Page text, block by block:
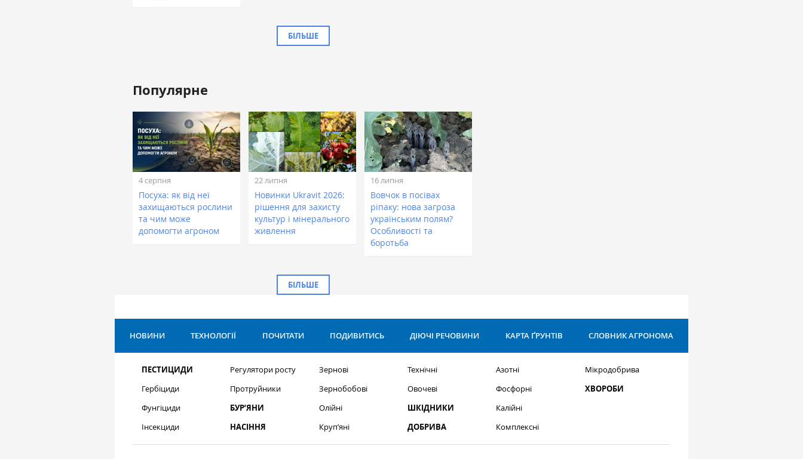
БІЛЬШЕ
Популярне
4 серпня
Посуха: як від неї
захищаються рослини
та чим може
допомогти агроном
22 липня
Новинки Ukravit 2026:
рішення для захисту
культур і мінерального
живлення
16 липня
Вовчок в посівах
ріпаку: нова загроза
українським полям?
Особливості та
боротьба
БІЛЬШЕ
НОВИНИ ТЕХНОЛОГІЇ ПОЧИТАТИ ПОДИВИТИСЬ ДІЮЧІ РЕЧОВИНИ КАРТА ҐРУНТІВ СЛОВНИК АГРОНОМА
ПЕСТИЦИДИ
Гербіциди
Фунгіциди
Інсекциди
Регулятори росту
Протруйники
БУР’ЯНИ
НАСІННЯ
Зернові
Зернобобові
Олійні
Круп’яні
Технічні
Овочеві
ШКІДНИКИ
ДОБРИВА
Азотні
Фосфорні
Калійні
Комплексні
Мікродобрива
ХВОРОБИ